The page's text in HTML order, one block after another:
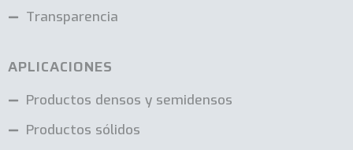
Transparencia
APLICACIONES
Productos densos y semidensos
Productos sólidos